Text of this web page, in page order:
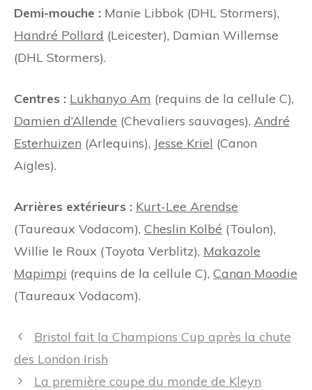
Demi-mouche : Manie Libbok (DHL Stormers),
Handré Pollard (Leicester), Damian Willemse
(DHL Stormers).
Centres : Lukhanyo Am (requins de la cellule C),
Damien d’Allende (Chevaliers sauvages), André
Esterhuizen (Arlequins), Jesse Kriel (Canon
Aigles).
Arrières extérieurs : Kurt-Lee Arendse
(Taureaux Vodacom), Cheslin Kolbé (Toulon),
Willie le Roux (Toyota Verblitz), Makazole
Mapimpi (requins de la cellule C), Canan Moodie
(Taureaux Vodacom).
Navigation
des
Bristol fait la Champions Cup après la chute
des London Irish
La première coupe du monde de Kleyn